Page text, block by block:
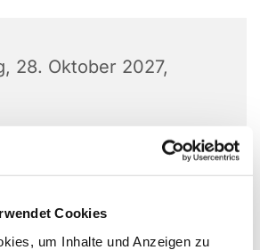
Cookies
um Inhalte und Anzeigen zu
28. Oktober 2027,
Vilsendorfer Str. 320,